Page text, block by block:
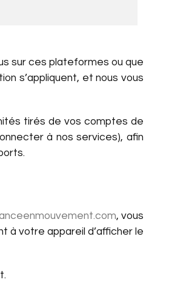
sur ces plateformes ou que
s’appliquent, et nous vous
tirés de vos comptes de
à nos services), afin
, vous
à votre appareil d’afficher le